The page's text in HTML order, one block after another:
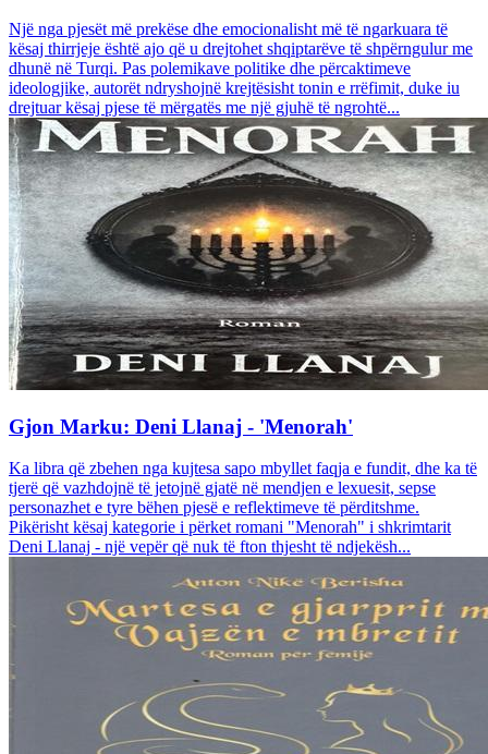
Një nga pjesët më prekëse dhe emocionalisht më të ngarkuara të
kësaj thirrjeje është ajo që u drejtohet shqiptarëve të shpërngulur me
dhunë në Turqi. Pas polemikave politike dhe përcaktimeve
ideologjike, autorët ndryshojnë krejtësisht tonin e rrëfimit, duke iu
drejtuar kësaj pjese të mërgatës me një gjuhë të ngrohtë...
Gjon Marku: Deni Llanaj - 'Menorah'
Ka libra që zbehen nga kujtesa sapo mbyllet faqja e fundit, dhe ka të
tjerë që vazhdojnë të jetojnë gjatë në mendjen e lexuesit, sepse
personazhet e tyre bëhen pjesë e reflektimeve të përditshme.
Pikërisht kësaj kategorie i përket romani "Menorah" i shkrimtarit
Deni Llanaj - një vepër që nuk të fton thjesht të ndjekësh...